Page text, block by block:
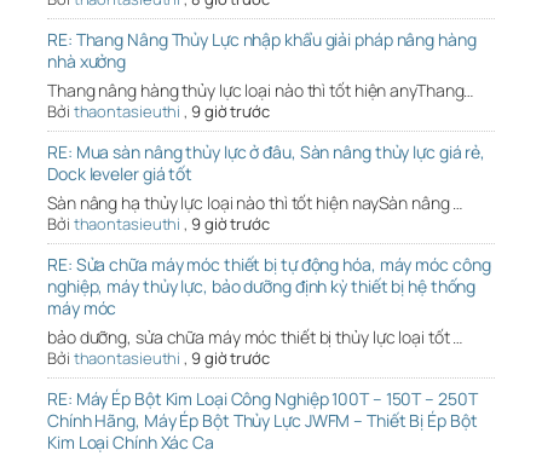
RE: Thang Nâng Thủy Lực nhập khẩu giải pháp nâng hàng
nhà xưởng
Thang nâng hàng thủy lực loại nào thì tốt hiện anyThang…
Bởi thaontasieuthi , 9 giờ trước
RE: Mua sàn nâng thủy lực ở đâu, Sàn nâng thủy lực giá rẻ,
Dock leveler giá tốt
Sàn nâng hạ thủy lực loại nào thì tốt hiện naySàn nâng …
Bởi thaontasieuthi , 9 giờ trước
RE: Sửa chữa máy móc thiết bị tự động hóa, máy móc công
nghiệp, máy thủy lực, bảo dưỡng định kỳ thiết bị hệ thống
máy móc
bảo dưỡng, sửa chữa máy móc thiết bị thủy lực loại tốt …
Bởi thaontasieuthi , 9 giờ trước
RE: Máy Ép Bột Kim Loại Công Nghiệp 100T – 150T – 250T
Chính Hãng, Máy Ép Bột Thủy Lực JWFM – Thiết Bị Ép Bột
Kim Loại Chính Xác Ca